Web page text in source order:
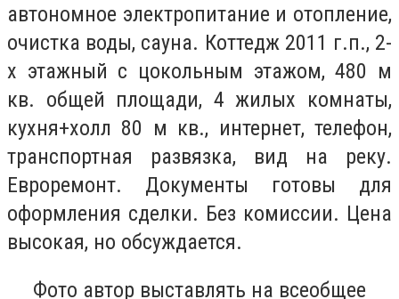
автономное электропитание и отопление,
очистка воды, сауна. Коттедж 2011 г.п., 2-
х этажный с цокольным этажом, 480 м
кв. общей площади, 4 жилых комнаты,
кухня+холл 80 м кв., интернет, телефон,
транспортная развязка, вид на реку.
Евроремонт. Документы готовы для
оформления сделки. Без комиссии. Цена
высокая, но обсуждается.
Фото автор выставлять на всеобщее